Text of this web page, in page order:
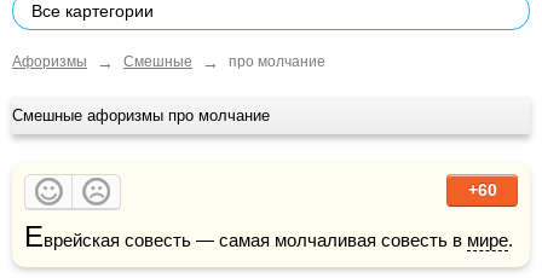
Все картегории
Афоризмы → Смешные → про молчание
Смешные афоризмы про молчание
+60
Еврейская совесть — самая молчаливая совесть в мире.